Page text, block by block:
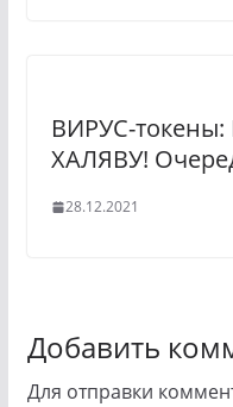
ВИРУС-токены:
ХАЛЯВУ!
28.12.2021
Добавить
Для отправки